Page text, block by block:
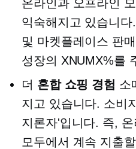
온라인과 오프라인
익숙해지고 있습니다.
및 마켓플레이스 판
성장의 XNUMX%를
더 혼합 쇼핑 경험 소
지고 있습니다. 소비
지론자'입니다. 즉,
모두에서 계속 지출